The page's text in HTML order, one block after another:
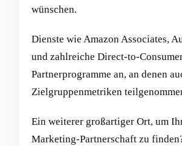
wünschen.
Dienste wie Amazon Associates,
und zahlreiche Direct-to-
Partnerprogramme an, an denen
Zielgruppenmetriken
Ein weiterer großartiger Ort, um
Marketing-Partnerschaft zu